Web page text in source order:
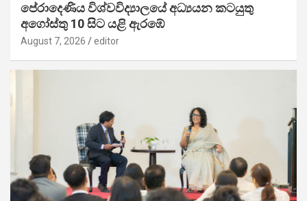
පේරාදෙණිය විශ්වවිද්‍යාලයේ අධ්‍යයන කටයුතු
අගෝස්තු 10 සිට යළි ඇරඹේ
August 7, 2026 editor